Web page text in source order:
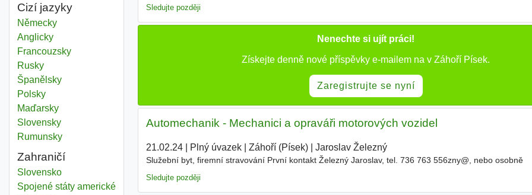
Cizí jazyky
Německy
Anglicky
Francouzsky
Rusky
Španělsky
Polsky
Maďarsky
Slovensky
Rumunsky
Zahraničí
Slovensko
Spojené státy americké
Sledujte později
Nenechte si ujít práci!
Získejte denně nové příspěvky e-mailem na v Záhoří Písek.
Zaregistrujte se nyní
Automechanik - Mechanici a opraváři motorových vozidel
21.02.24| Plný úvazek| Záhoří (Písek)| Jaroslav Železný|
Služební byt, firemní stravování První kontakt Železný Jaroslav, tel. 736 763 556zny@, nebo osobně
Sledujte později